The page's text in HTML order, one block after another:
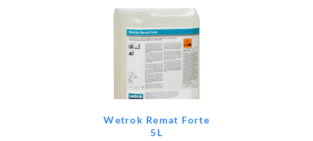
Wetrok Remat Forte
5L